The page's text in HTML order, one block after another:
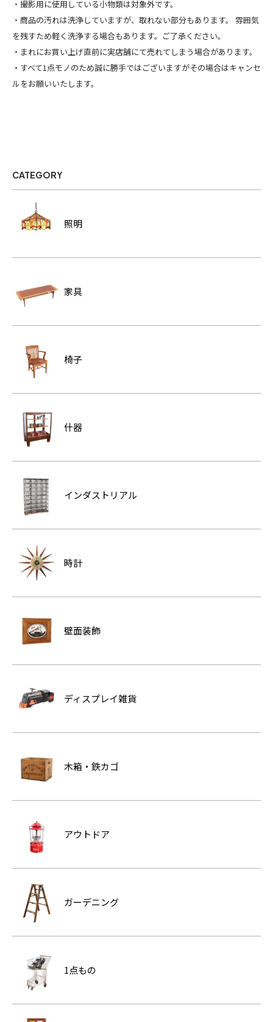
・撮影用に使用している小物類は対象外です。
・商品の汚れは洗浄していますが、取れない部分もあります。 雰囲気
を残すため軽く洗浄する場合もあります。ご了承ください。
・まれにお買い上げ直前に実店舗にて売れてしまう場合があります。
・すべて1点モノのため誠に勝手ではございますがその場合はキャンセ
ルをお願いいたします。
CATEGORY
照明
家具
椅子
什器
インダストリアル
時計
壁面装飾
ディスプレイ雑貨
木箱・鉄カゴ
アウトドア
ガーデニング
1点もの